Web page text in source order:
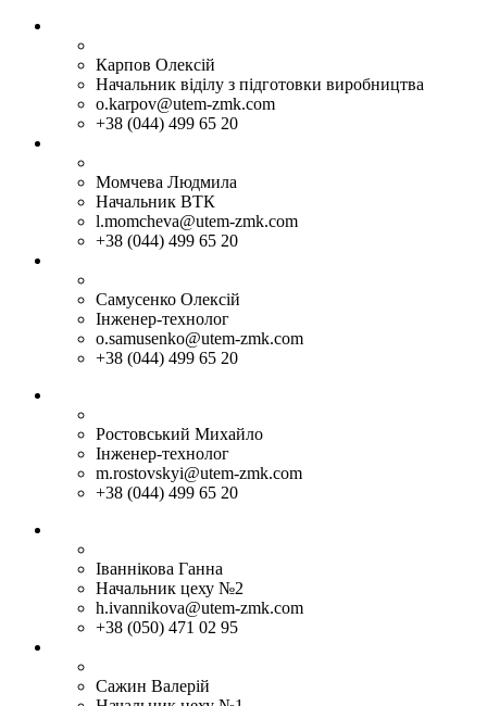
Карпов Олексій
Начальник віділу з підготовки виробництва
o.karpov@utem-zmk.com
+38 (044) 499 65 20
Момчева Людмила
Начальник ВТК
l.momcheva@utem-zmk.com
+38 (044) 499 65 20
Самусенко Олексій
Інженер-технолог
o.samusenko@utem-zmk.com
+38 (044) 499 65 20
Ростовський Михайло
Інженер-технолог
m.rostovskyi@utem-zmk.com
+38 (044) 499 65 20
Іваннікова Ганна
Начальник цеху №2
h.ivannikova@utem-zmk.com
+38 (050) 471 02 95
Сажин Валерій